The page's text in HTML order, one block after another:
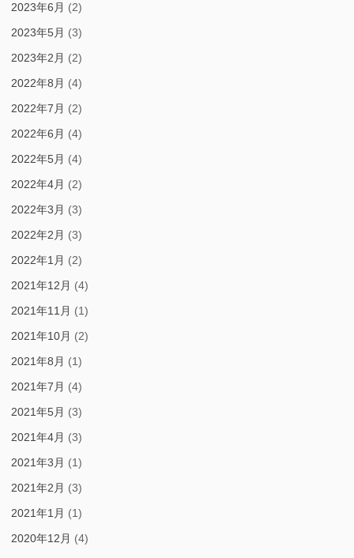
2023年6月 (2)
2023年5月 (3)
2023年2月 (2)
2022年8月 (4)
2022年7月 (2)
2022年6月 (4)
2022年5月 (4)
2022年4月 (2)
2022年3月 (3)
2022年2月 (3)
2022年1月 (2)
2021年12月 (4)
2021年11月 (1)
2021年10月 (2)
2021年8月 (1)
2021年7月 (4)
2021年5月 (3)
2021年4月 (3)
2021年3月 (1)
2021年2月 (3)
2021年1月 (1)
2020年12月 (4)